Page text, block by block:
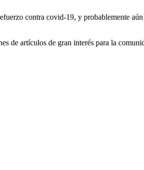
contra covid-19, y probablemente
de artículos de gran interés para la